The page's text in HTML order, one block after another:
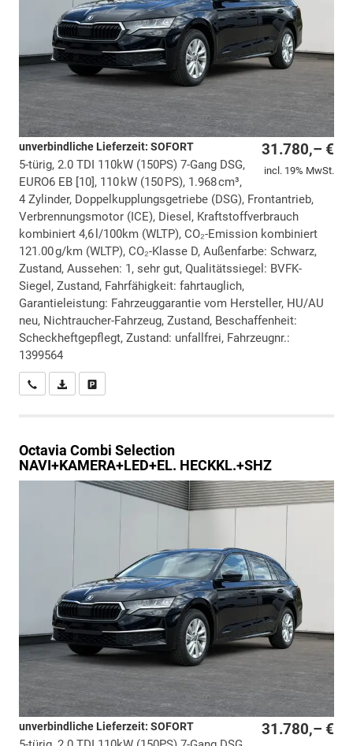
31.780,– €
incl. 19% MwSt.
unverbindliche Lieferzeit: SOFORT
5-türig, 2.0 TDI 110kW (150PS) 7-Gang DSG,
EURO6 EB [10], 110 kW (150 PS), 1.968 cm³,
4 Zylinder, Doppelkupplungsgetriebe (DSG), Frontantrieb,
Verbrennungsmotor (ICE), Diesel, Kraftstoffverbrauch
kombiniert 4,6 l/100km (WLTP), CO₂-Emission kombiniert
121.00 g/km (WLTP), CO₂-Klasse D, Außenfarbe: Schwarz,
Zustand, Aussehen: 1, sehr gut, Qualitätssiegel: BVFK-
Siegel, Zustand, Fahrfähigkeit: fahrtauglich,
Garantieleistung: Fahrzeuggarantie vom Hersteller, HU/AU
neu, Nichtraucher-Fahrzeug, Zustand, Beschaffenheit:
Scheckheftgepflegt, Zustand: unfallfrei, Fahrzeugnr.:
1399564
Wir rufen Sie anPDF-Datei, Fahrzeugexposé drucken
Octavia Combi Selection
NAVI+KAMERA+LED+EL. HECKKL.+SHZ
31.780,– €
unverbindliche Lieferzeit: SOFORT